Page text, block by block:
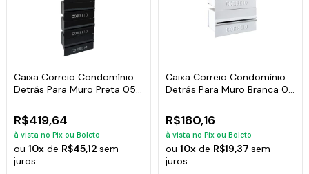
Caixa Correio Condomínio
Detrás Para Muro Preta 05
R$419,64
à vista no Pix ou Boleto
ou10x de R$45,12sem
juros
Caixa Correio Condomínio
Detrás Para Muro Branca 02
R$180,16
à vista no Pix ou Boleto
ou 10xde R$19,37 sem
juros